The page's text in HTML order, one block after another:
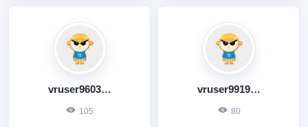
vruser9603397649
105
vruser9919372841
80